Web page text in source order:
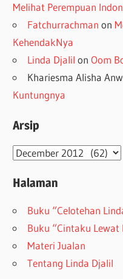
Melihat Perempuan
Fatchurrachman on
KehendakNya
Linda Djalil onOom
Khariesma Alisha
Kuntungnya
Arsip
Arsip
Halaman
Buku “Celotehan
Buku “Cintaku Lewat
Materi Jualan
Tentang Linda Djalil